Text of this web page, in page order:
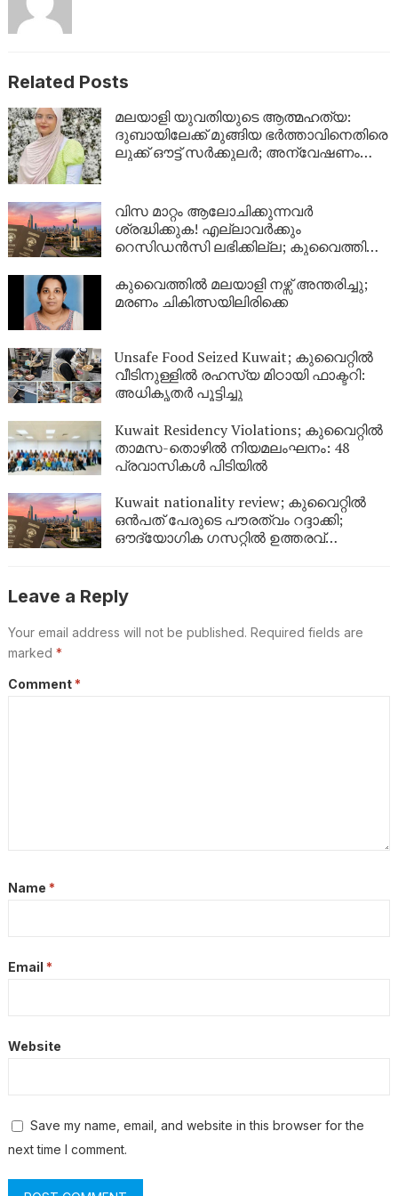
Related Posts
മലയാളി യുവതിയുടെ ആത്മഹത്യ:
ദുബായിലേക്ക് മുങ്ങിയ ഭർത്താവിനെതിരെ
ലുക്ക് ഔട്ട് സർക്കുലർ; അന്വേഷണം
വിസ മാറ്റം ആലോചിക്കുന്നവർ
ശ്രദ്ധിക്കുക! എല്ലാവർക്കും
റെസിഡൻസി ലഭിക്കില്ല; കുവൈത്തിന്റെ
കുവൈത്തിൽ മലയാളി നഴ്സ് അന്തരിച്ചു;
മരണം ചികിത്സയിലിരിക്കെ
Unsafe Food Seized Kuwait; കുവൈറ്റിൽ
വീടിനുള്ളിൽ രഹസ്യ മിഠായി ഫാക്ടറി:
അധികൃതർ പൂട്ടിച്ചു
Kuwait Residency Violations; കുവൈറ്റിൽ
താമസ-തൊഴിൽ നിയമലംഘനം: 48
പ്രവാസികൾ പിടിയിൽ
Kuwait nationality review; കുവൈറ്റിൽ
ഒൻപത് പേരുടെ പൗരത്വം റദ്ദാക്കി;
ഔദ്യോഗിക ഗസറ്റിൽ ഉത്തരവ്
Leave a Reply
Your email address will not be published. Required fields are
marked *
Comment *
Name *
Email *
Website
Save my name, email, and website in this browser for the
next time I comment.